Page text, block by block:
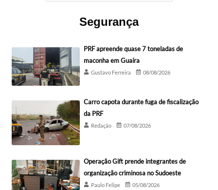
Segurança
PRF apreende quase 7 toneladas de
maconha em Guaíra
Gustavo Ferreira 08/08/2026
Carro capota durante fuga de fiscalização
da PRF
Redação 07/08/2026
Operação Gift prende integrantes de
organização criminosa no Sudoeste
Paulo Felipe 05/08/2026